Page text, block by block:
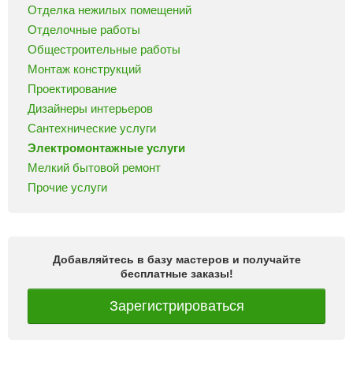
Отделка нежилых помещений
Отделочные работы
Общестроительные работы
Монтаж конструкций
Проектирование
Дизайнеры интерьеров
Сантехнические услуги
Электромонтажные услуги
Мелкий бытовой ремонт
Прочие услуги
Добавляйтесь в базу мастеров и получайте
бесплатные заказы!
Зарегистрироваться